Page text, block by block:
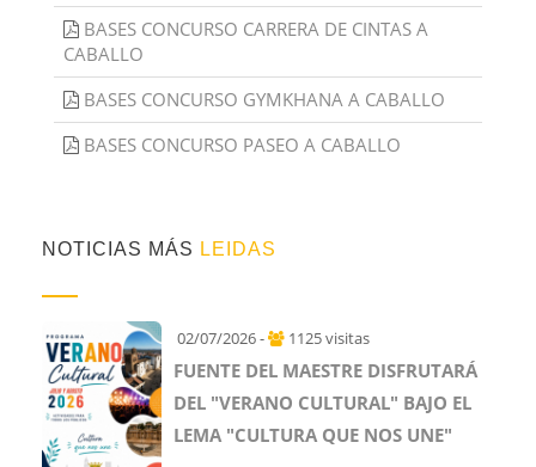
BASES CONCURSO CARRERA DE CINTAS A
CABALLO
BASES CONCURSO GYMKHANA A CABALLO
BASES CONCURSO PASEO A CABALLO
NOTICIAS MÁS LEIDAS
02/07/2026 - 1125 visitas
FUENTE DEL MAESTRE DISFRUTARÁ
DEL "VERANO CULTURAL" BAJO EL
LEMA "CULTURA QUE NOS UNE"